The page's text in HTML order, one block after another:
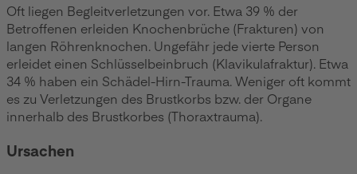
Oft liegen Begleitverletzungen vor. Etwa 39 % der
Betroffenen erleiden Knochenbrüche (Frakturen) von
langen Röhrenknochen. Ungefähr jede vierte Person
erleidet einen Schlüsselbeinbruch (Klavikulafraktur). Etwa
34 % haben ein Schädel-Hirn-Trauma. Weniger oft kommt
es zu Verletzungen des Brustkorbs bzw. der Organe
innerhalb des Brustkorbes (Thoraxtrauma).
Ursachen